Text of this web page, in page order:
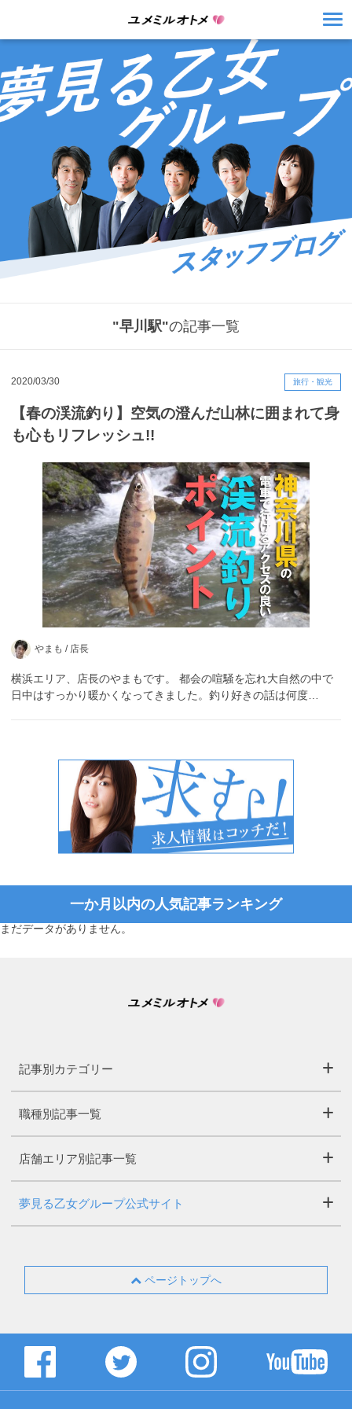
"早川駅"の記事一覧
2020/03/30 旅行・観光
【春の渓流釣り】空気の澄んだ山林に囲まれて身
も心もリフレッシュ!!
やまも / 店長
横浜エリア、店長のやまもです。 都会の喧騒を忘れ大自然の中で
日中はすっかり暖かくなってきました。釣り好きの話は何度…
一か月以内の人気記事ランキング
まだデータがありません。
記事別カテゴリー
職種別記事一覧
店舗エリア別記事一覧
夢見る乙女グループ公式サイト
ページトップへ